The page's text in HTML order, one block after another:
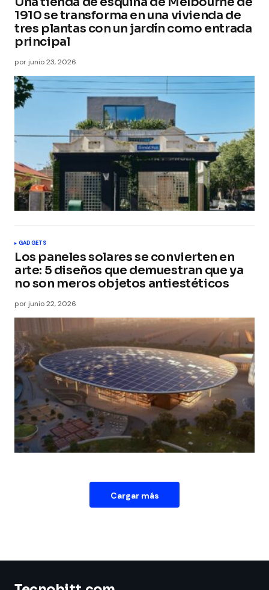
1910 se transforma en una vivienda de
tres plantas con un jardín como entrada
principal
por junio 23, 2026
GADGETS
Los paneles solares se convierten en
arte: 5 diseños que demuestran que ya
no son meros objetos antiestéticos
por junio 22, 2026
Cargar más